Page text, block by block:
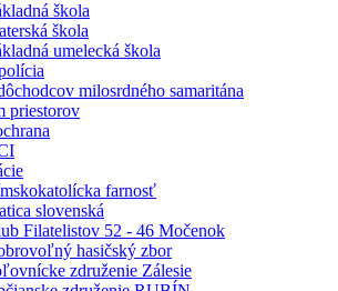
škola
škola
umelecká škola
milosrdného samaritána
priestorov
farnosť
slovenská
Filatelistov 52 - 46 Močenok
hasičský zbor
združenie Zálesie